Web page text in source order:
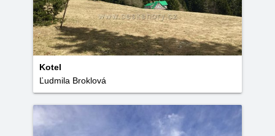
Kotel
Ľudmila Broklová